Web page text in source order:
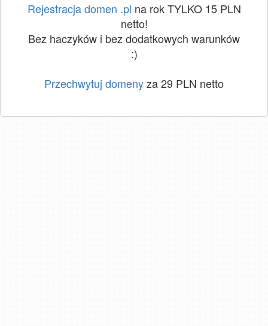
Rejestracja domen .pl na rok TYLKO 15 PLN
netto!
Bez haczyków i bez dodatkowych warunków
:)
Przechwytuj domenyza 29 PLN netto